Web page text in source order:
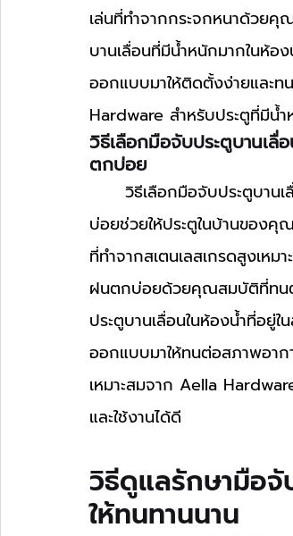
เล่นที่ทำจากกระจกหนาด้วยคุ
บานเลื่อนที่มีน้ำหนักมากในห้
ออกแบบมาให้ติดตั้งง่ายและท
Hardware สำหรับประตูที่มีน้
วิธีเลือกมือจับประตูบานเลื่
ตกบ่อย
บ่อยช่วยให้ประตูในบ้านของคุ
ที่ทำจากสเตนเลสเกรดสูงเหม
ฝนตกบ่อยด้วยคุณสมบัติที่ทนต่
ประตูบานเลื่อนในห้องน้ำที่อ
ออกแบบมาให้ทนต่อสภาพอาก
เหมาะสมจาก Aella
และใช้งานได้ดี
วิธีดูแลรักษามือ
ให้ทนทานนาน